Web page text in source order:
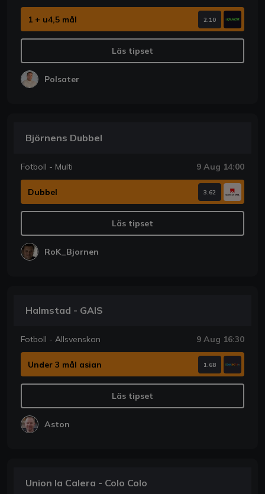
1 + u4,5 mål 2.10
Läs tipset
Polsater
Björnens Dubbel
Fotboll - Multi 9 Aug 14:00
Dubbel 3.62
Läs tipset
RoK_Bjornen
Halmstad - GAIS
Fotboll - Allsvenskan 9 Aug 16:30
Under 3 mål asian 1.68
Läs tipset
Aston
Union la Calera - Colo Colo